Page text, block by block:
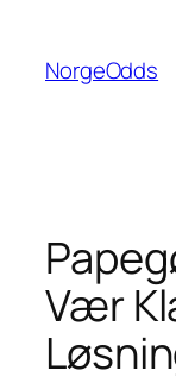
innhold
NorgeOdds
Vær